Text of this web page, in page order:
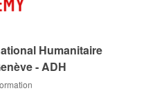
Humanitaire
- ADH